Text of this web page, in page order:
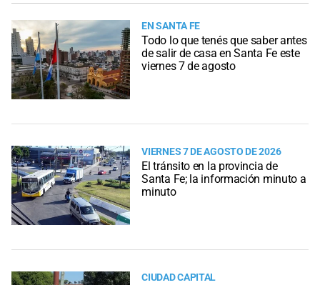
EN SANTA FE
Todo lo que tenés que saber antes
de salir de casa en Santa Fe este
viernes 7 de agosto
VIERNES 7 DE AGOSTO DE 2026
El tránsito en la provincia de
Santa Fe; la información minuto a
minuto
CIUDAD CAPITAL